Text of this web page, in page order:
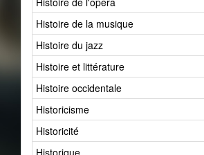
Histoire de la musique
Histoire du jazz
Histoire et littérature
Histoire occidentale
Historicisme
Historicité
Historique